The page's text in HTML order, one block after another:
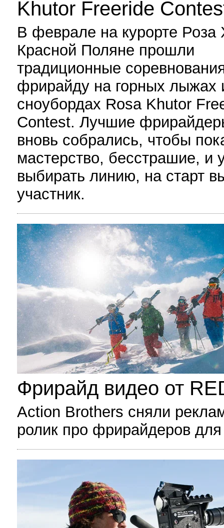
Khutor Freeride
В феврале на курорте Роза
Красной Поляне прошли
традиционные
фрирайду на горных лыжах
сноубордах Rosa Khutor
Contest. Лучшие
вновь собрались, чтобы
мастерство, бесстрашие, и
выбирать линию, на старт
участник.
Фрирайд видео от
Action Brothers сняли
ролик про фрирайдеров